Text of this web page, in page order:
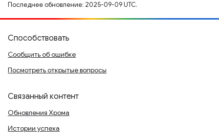
Последнее обновление: 2025-09-09 UTC.
Способствовать
Сообщить об ошибке
Посмотреть открытые вопросы
Связанный контент
Обновления Хрома
Истории успеха